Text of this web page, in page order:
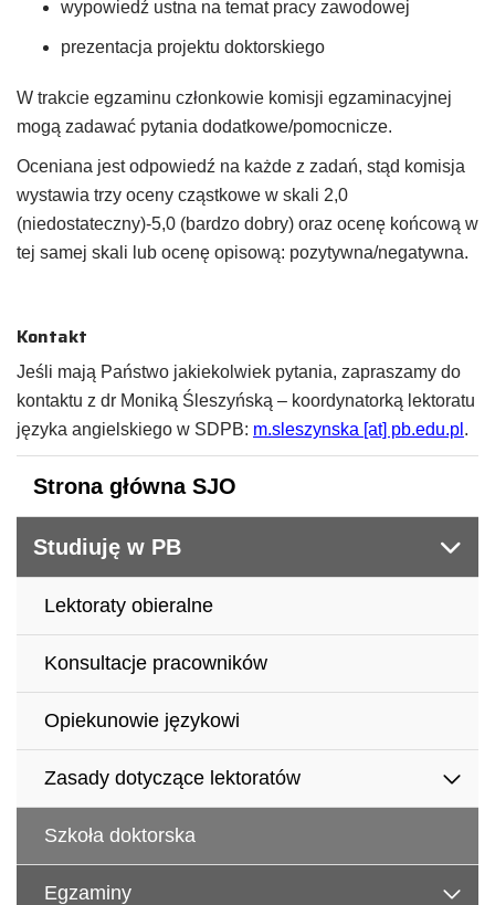
wypowiedź ustna na temat pracy zawodowej
prezentacja projektu doktorskiego
W trakcie egzaminu członkowie komisji egzaminacyjnej
mogą zadawać pytania dodatkowe/pomocnicze.
Oceniana jest odpowiedź na każde z zadań, stąd komisja
wystawia trzy oceny cząstkowe w skali 2,0
(niedostateczny)-5,0 (bardzo dobry) oraz ocenę końcową w
tej samej skali lub ocenę opisową: pozytywna/negatywna.
Kontakt
Jeśli mają Państwo jakiekolwiek pytania, zapraszamy do
kontaktu z dr Moniką Śleszyńską – koordynatorką lektoratu
języka angielskiego w SDPB: m.sleszynska [at] pb.edu.pl .
Strona główna SJO
Studiuję w PB
Lektoraty obieralne
Konsultacje pracowników
Opiekunowie językowi
Zasady dotyczące lektoratów
Szkoła doktorska
Egzaminy